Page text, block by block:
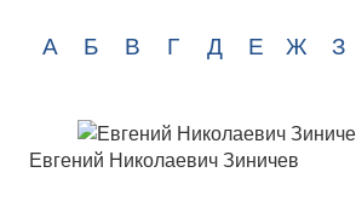
А Б В Г Д Е Ж З
Евгений Николаевич Зиничев